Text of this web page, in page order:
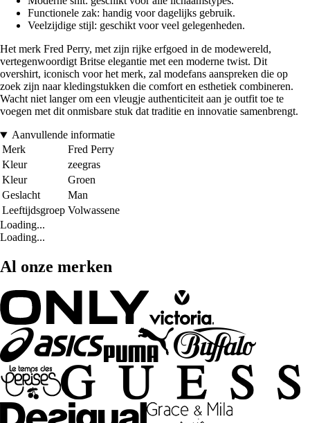
Functionele zak: handig voor dagelijks gebruik.
Veelzijdige stijl: geschikt voor veel gelegenheden.
Het merk Fred Perry, met zijn rijke erfgoed in de modewereld,
vertegenwoordigt Britse elegantie met een moderne twist. Dit
overshirt, iconisch voor het merk, zal modefans aanspreken die op
zoek zijn naar kledingstukken die comfort en esthetiek combineren.
Wacht niet langer om een vleugje authenticiteit aan je outfit toe te
voegen met dit onmisbare stuk dat traditie en innovatie samenbrengt.
Aanvullende informatie
Merk
Fred Perry
Kleur
zeegras
Kleur
Groen
Geslacht
Man
Leeftijdsgroep Volwassene
Loading...
Loading...
Al onze merken